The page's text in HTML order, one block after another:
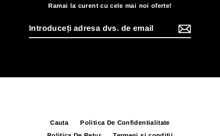
Ramai la curent cu cele mai noi oferte!
adresa
Cauta
Politica De Confidentialitate